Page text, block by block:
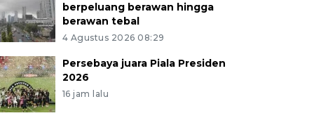
berpeluang berawan hingga
berawan tebal
4 Agustus 2026 08:29
Persebaya juara Piala Presiden
2026
16 jam lalu